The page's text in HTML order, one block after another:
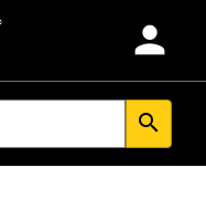
person
search